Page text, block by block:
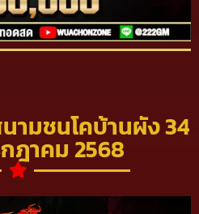
ามชนโคบ้านผัง 34
ฎาคม 2568